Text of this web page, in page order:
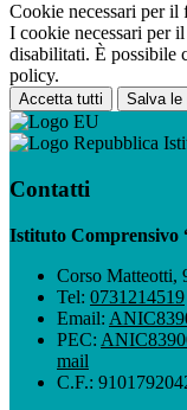
Cookie necessari per il
I cookie necessari per
disabilitati. È possibile
policy.
Accetta tutti Salva le
Contatti
Istituto Comprensivo
Corso Matteotti,
Tel: 0731214519
Email:
PEC:
mail
C.F.: